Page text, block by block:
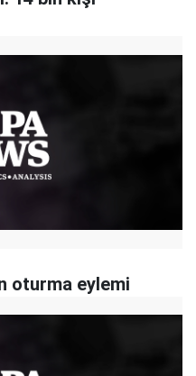
oturma eylemi